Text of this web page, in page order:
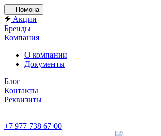
Помона
Акции
Бренды
Компания
О компании
Документы
Блог
Контакты
Реквизиты
+7 977 738 67 00